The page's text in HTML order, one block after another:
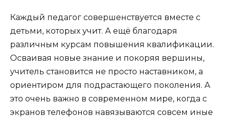
Каждый педагог совершенствуется вместе с
детьми, которых учит. А ещё благодаря
различным курсам повышения квалификации.
Осваивая новые знание и покоряя вершины,
учитель становится не просто наставником, а
ориентиром для подрастающего поколения. А
это очень важно в современном мире, когда с
экранов телефонов навязываются совсем иные